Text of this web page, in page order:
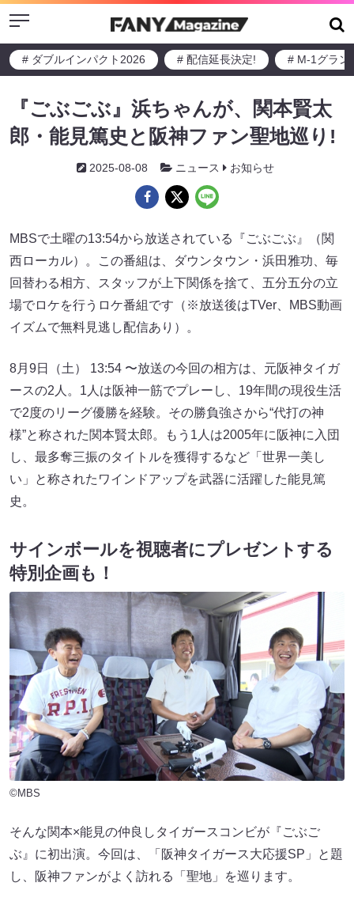
Menu
# ダブルインパクト2026 # 配信延長決定! # M-1グラン
『ごぶごぶ』浜ちゃんが、関本賢太
郎・能見篤史と阪神ファン聖地巡り!
2025-08-08 ニュース お知らせ
MBSで土曜の13:54から放送されている『ごぶごぶ』（関
西ローカル）。この番組は、ダウンタウン・浜田雅功、毎
回替わる相方、スタッフが上下関係を捨て、五分五分の立
場でロケを行うロケ番組です（※放送後はTVer、MBS動画
イズムで無料見逃し配信あり）。
8月9日（土） 13:54 〜放送の今回の相方は、元阪神タイガ
ースの2人。1人は阪神一筋でプレーし、19年間の現役生活
で2度のリーグ優勝を経験。その勝負強さから“代打の神
様”と称された関本賢太郎。もう1人は2005年に阪神に入団
し、最多奪三振のタイトルを獲得するなど「世界一美し
い」と称されたワインドアップを武器に活躍した能見篤
史。
サインボールを視聴者にプレゼントする
特別企画も！
©MBS
そんな関本×能見の仲良しタイガースコンビが『ごぶご
ぶ』に初出演。今回は、「阪神タイガース大応援SP」と題
し、阪神ファンがよく訪れる「聖地」を巡ります。